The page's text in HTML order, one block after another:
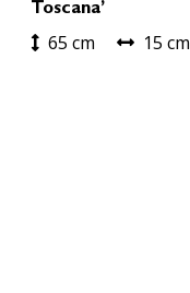
Toscana’
65 cm 15 cm